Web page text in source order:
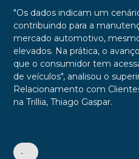
"Os dados indicam um
contribuindo para a
mercado automotivo,
elevados. Na prática, o
que o consumidor tem
de veículos", analisou o
Relacionamento com
na Trillia, Thiago Gaspar.
•